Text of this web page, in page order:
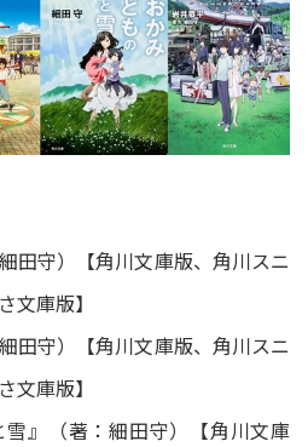
田守）【角川文庫版、角川スニ
文庫版】
田守）【角川文庫版、角川スニ
文庫版】
雪』（著：細田守）【角川文庫